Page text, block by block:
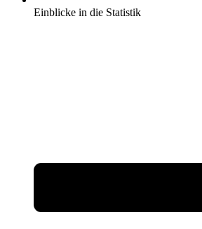
Einblicke in die Statistik